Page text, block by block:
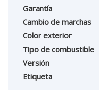
Garantía
Cambio de marchas
Color exterior
Tipo de combustible
Versión
Etiqueta